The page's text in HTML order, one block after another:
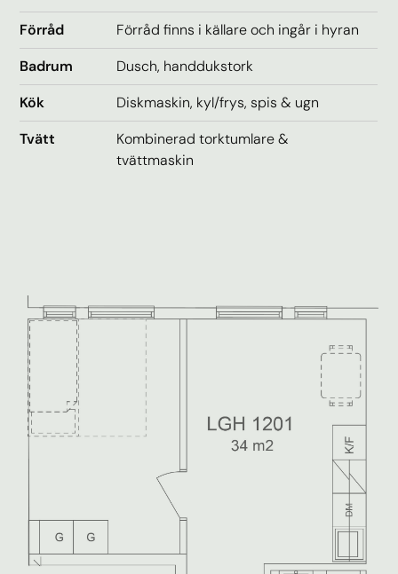
Förråd
Förråd finns i källare och ingår i hyran
Badrum
Dusch, handdukstork
Kök
Diskmaskin, kyl/frys, spis & ugn
Tvätt
Kombinerad torktumlare &
tvättmaskin